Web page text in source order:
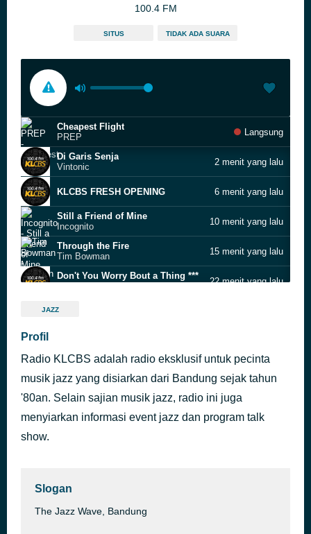
100.4 FM
SITUS TIDAK ADA SUARA
Cheapest Flight
PREP
Langsung
Di Garis Senja
Vintonic
2 menit yang lalu
KLCBS FRESH OPENING 6 menit yang lalu
Still a Friend of Mine
Incognito
10 menit yang lalu
Through the Fire
Tim Bowman
15 menit yang lalu
Don't You Worry Bout a Thing ***
22 menit yang lalu
In a Dream
Another Brick in the Wall
Pink Turtle
Conquer The World ***
44 menit yang lalu
JAZZ
Profil
Radio KLCBS adalah radio eksklusif untuk pecinta
musik jazz yang disiarkan dari Bandung sejak tahun
'80an. Selain sajian musik jazz, radio ini juga
menyiarkan informasi event jazz dan program talk
show.
Slogan
The Jazz Wave, Bandung